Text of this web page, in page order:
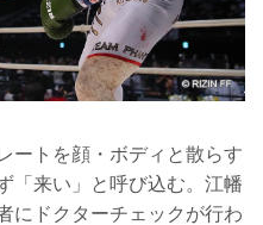
ートを顔・ボディと散らす
「来い」と呼び込む。江幡
にドクターチェックが行わ